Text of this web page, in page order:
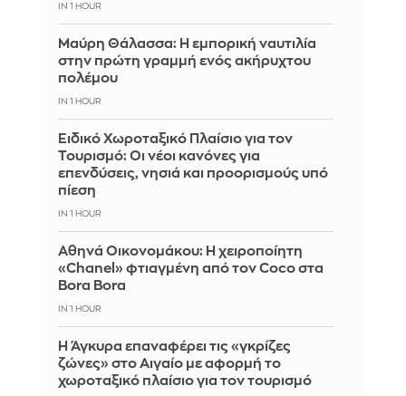
IN 1 HOUR
Μαύρη Θάλασσα: Η εμπορική ναυτιλία
στην πρώτη γραμμή ενός ακήρυχτου
πολέμου
IN 1 HOUR
Ειδικό Χωροταξικό Πλαίσιο για τον
Τουρισμό: Οι νέοι κανόνες για
επενδύσεις, νησιά και προορισμούς υπό
πίεση
IN 1 HOUR
Αθηνά Οικονομάκου: Η χειροποίητη
«Chanel» φτιαγμένη από τον Coco στα
Bora Bora
IN 1 HOUR
Η Άγκυρα επαναφέρει τις «γκρίζες
ζώνες» στο Αιγαίο με αφορμή το
χωροταξικό πλαίσιο για τον τουρισμό